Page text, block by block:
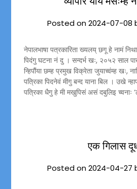
Posted on2024-07-08
नेपालभाषा पत्रकारिता ख्यलय् छगू हे नामं
पिदंगु घटना नं दु । सन्दर्भ खः, २०५२ साल
न्हिपौंया छम्ह प्रमुख विक्रेता जुयाच्वंम्ह खः,
पत्रिका पिदनेवं मीगु बन्द याना बिल । उखे
पत्रिका धैगु हे मी मखुपिसं असं दबुलिइ च्वनाः
एक गिलास
Posted on2024-04-27